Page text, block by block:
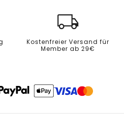
Kostenfreier Versand für
Member ab 29€